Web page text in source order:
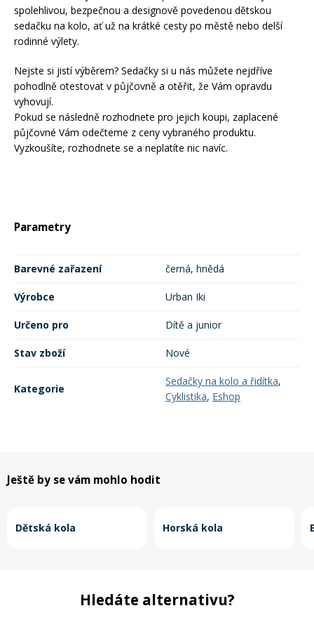
spolehlivou, bezpečnou a designově povedenou dětskou
sedačku na kolo, ať už na krátké cesty po městě nebo delší
rodinné výlety.
Nejste si jistí výběrem? Sedačky si u nás můžete nejdříve
pohodlně otestovat v půjčovně a otěřit, že Vám opravdu
vyhovují.
Pokud se následně rozhodnete pro jejich koupi, zaplacené
půjčovné Vám odečteme z ceny vybraného produktu.
Vyzkoušíte, rozhodnete se a neplatíte nic navíc.
Parametry
Barevné zařazení černá, hnědá
Výrobce Urban Iki
Určeno pro Dítě a junior
Stav zboží Nové
Kategorie
Sedačky na kolo a řidítka,
Cyklistika, Eshop
Ještě by se vám mohlo hodit
Dětská kola Horská kola
Hledáte alternativu?